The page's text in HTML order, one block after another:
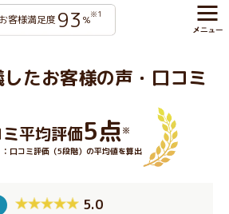
お客様満足度 93 %※1
たお客様の声・口コミ
平均評価5点※
口コミ評価（5段階）の平均値を算出
5.0